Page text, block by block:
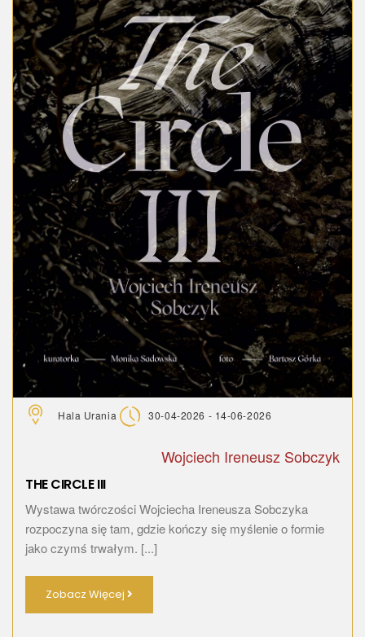
Hala Urania 30-04-2026 - 14-06-2026
Wojciech Ireneusz Sobczyk
THE CIRCLE III
Wystawa twórczości Wojciecha Ireneusza Sobczyka
rozpoczyna się tam, gdzie kończy się myślenie o formie
jako czymś trwałym. [...]
Zobacz Więcej